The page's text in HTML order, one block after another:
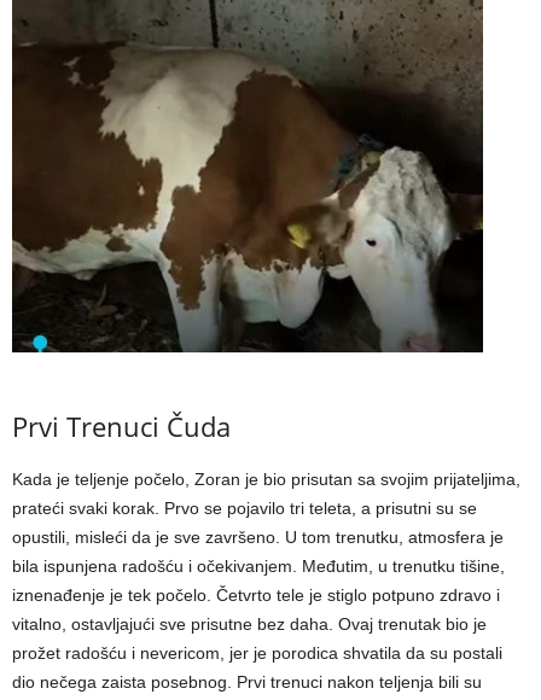
Prvi Trenuci Čuda
Kada je teljenje počelo, Zoran je bio prisutan sa svojim prijateljima,
prateći svaki korak. Prvo se pojavilo tri teleta, a prisutni su se
opustili, misleći da je sve završeno. U tom trenutku, atmosfera je
bila ispunjena radošću i očekivanjem. Međutim, u trenutku tišine,
iznenađenje je tek počelo. Četvrto tele je stiglo potpuno zdravo i
vitalno, ostavljajući sve prisutne bez daha. Ovaj trenutak bio je
prožet radošću i nevericom, jer je porodica shvatila da su postali
dio nečega zaista posebnog. Prvi trenuci nakon teljenja bili su